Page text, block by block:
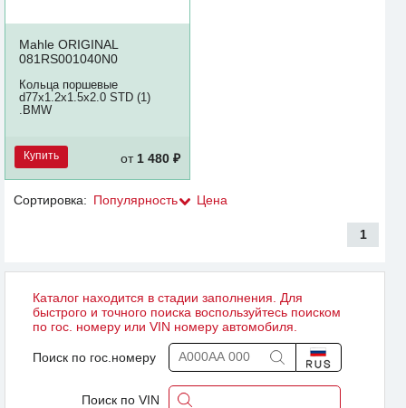
Mahle ORIGINAL
081RS001040N0
Кольца поршевые
d77x1.2x1.5x2.0 STD (1)
.BMW
Купить от 1 480 ₽
Сортировка: Популярность Цена
1
Каталог находится в стадии заполнения. Для
быстрого и точного поиска воспользуйтесь поиском
по гос. номеру или VIN номеру автомобиля.
Поиск по гос.номеру
Поиск по VIN